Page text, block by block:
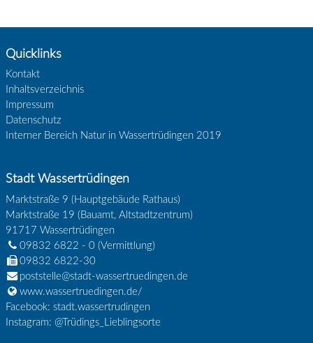
Quicklinks
Kontakt
Inhaltsverzeichnis
Impressum
Datenschutz
Interner Bereich Natur in Wassertrüdingen 2019
Stadt Wassertrüdingen
Marktstraße 9 (Hauptgebäude Rathaus)
Marktstraße 19 (Bauamt, Altstadtzentrum)
91717 Wassertrüdingen
09832 6822 - 0(Vermittlung)
09832 6822-30
poststelle@stadt-wassertruedingen.de
www.wassertruedingen.de/
Facebook: stadt.wassertrudingen
Instagram: @Trüdings_Lieblingsorte